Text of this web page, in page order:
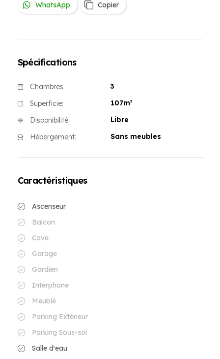
WhatsApp Copier
Spécifications
Chambres:
3
Superficie:
107m²
Disponibilité:
Libre
Hébergement:
Sans meubles
Caractéristiques
Ascenseur
Balcon
Cave
Garage
Gardien
Interphone
Meublé
Parking Extérieur
Parking Sous-sol
Salle d'eau